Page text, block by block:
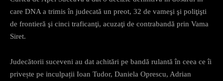
care DNA a trimis în judecată un preot, 32 de vameşi şi poliţişti
de frontieră şi cinci traficanţi, acuzaţi de contrabandă prin Vama
Siret.
Judecătorii suceveni au dat achitări pe bandă rulantă în ceea ce îi
privește pe inculpații Ioan Tudor, Daniela Oprescu, Adrian